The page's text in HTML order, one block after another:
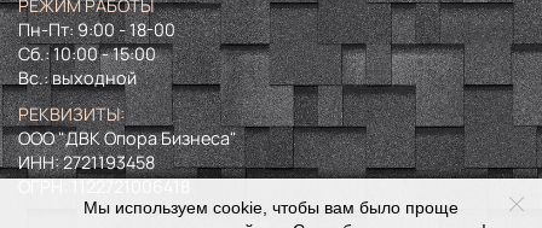
РЕЖИМ РАБОТЫ
Пн-Пт: 9:00 - 18-00
Сб.: 10:00 - 15:00
Вс.: выходной
РЕКВИЗИТЫ:
ООО "ДВК Опора Бизнеса"
ИНН:2721193458
ОГРН:1122721006418
Мы используем cookie, чтобы вам было проще